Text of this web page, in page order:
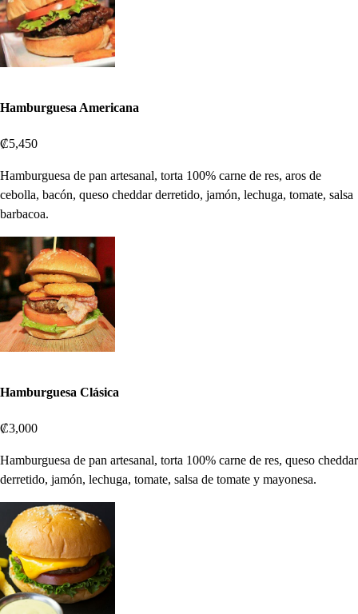
Hamburguesa Americana
₡5,450
Hamburguesa de pan artesanal, torta 100% carne de res, aros de
cebolla, bacón, queso cheddar derretido, jamón, lechuga, tomate, salsa
barbacoa.
Hamburguesa Clásica
₡3,000
Hamburguesa de pan artesanal, torta 100% carne de res, queso cheddar
derretido, jamón, lechuga, tomate, salsa de tomate y mayonesa.